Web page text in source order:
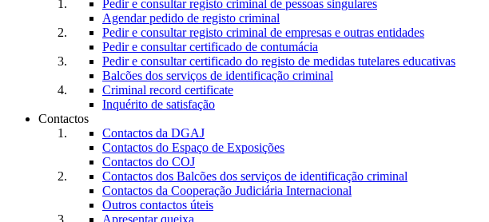
Pedir e consultar registo criminal de pessoas singulares
Agendar pedido de registo criminal
Pedir e consultar registo criminal de empresas e outras entidades
Pedir e consultar certificado de contumácia
Pedir e consultar certificado do registo de medidas tutelares educativas
Balcões dos serviços de identificação criminal
Criminal record certificate
Inquérito de satisfação
Contactos
Contactos da DGAJ
Contactos do Espaço de Exposições
Contactos do COJ
Contactos dos Balcões dos serviços de identificação criminal
Contactos da Cooperação Judiciária Internacional
Outros contactos úteis
Apresentar queixa